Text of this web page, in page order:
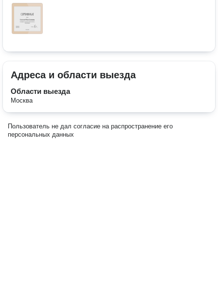
Адреса и области выезда
Области выезда
Москва
Пользователь не дал согласие на распространение его
персональных данных